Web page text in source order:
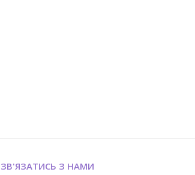
ЗВ'ЯЗАТИСЬ З НАМИ